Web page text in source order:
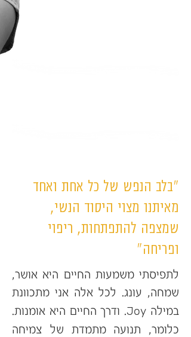
״בלב הנפש של כל אחת ואחד
מאיתנו מצוי היסוד הנשי,
שמצפה להתפתחות, ריפוי
ופריחה״
לתפיסתי משמעות החיים היא אושר,
שמחה, עונג. לכל אלה אני מתכוונת
במילה Joy. ודרך החיים היא אומנות.
כלומר, תנועה מתמדת של צמיחה